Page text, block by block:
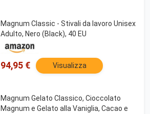
Magnum Classic - Stivali da lavoro Unisex
Adulto, Nero (Black), 40 EU
94,95 € Visualizza
Magnum Gelato Classico, Cioccolato
Magnum e Gelato alla Vaniglia, Cacao e